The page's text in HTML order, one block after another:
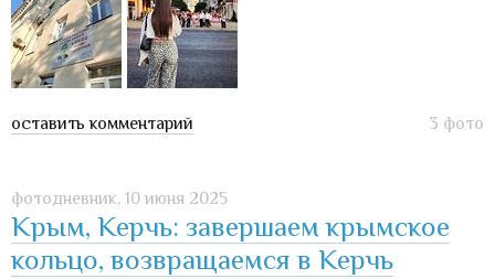
оставить комментарий 3 фото
фотодневник, 10 июня 2025
Крым, Керчь: завершаем крымское
кольцо, возвращаемся в Керчь